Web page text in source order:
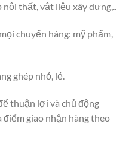
nội thất, vật liệu xây dựng,..
chuyến hàng: mỹ phẩm,
ghép nhỏ, lẻ.
thuận lợi và chủ động
giao nhận hàng theo